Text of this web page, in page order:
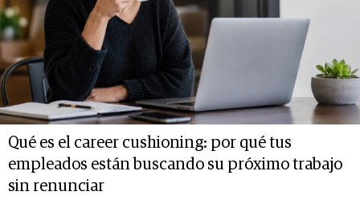
Qué es el career cushioning: por qué tus
empleados están buscando su próximo trabajo
sin renunciar